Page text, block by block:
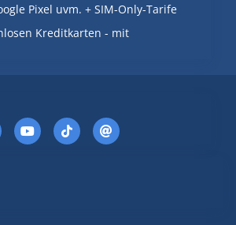
Pixel uvm. + SIM-Only-Tarife
Kreditkarten - mit